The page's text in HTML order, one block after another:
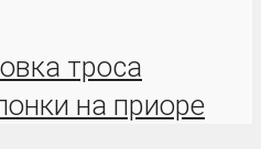
троса
на приоре